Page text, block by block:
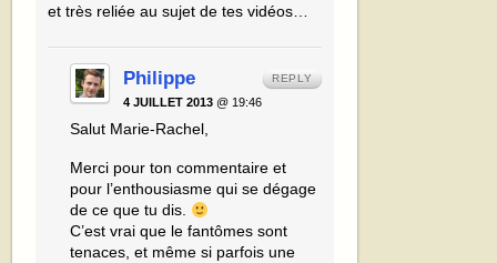
et très reliée au sujet de tes vidéos…
Philippe
4 JUILLET 2013 @ 19:46
Salut Marie-Rachel,
Merci pour ton commentaire et
pour l’enthousiasme qui se dégage
de ce que tu dis.
C’est vrai que le fantômes sont
tenaces, et même si parfois une
REPLY